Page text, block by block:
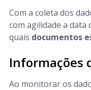
Com a coleta dos
com agilidade a data
quais documentos
Informações
Ao monitorar os